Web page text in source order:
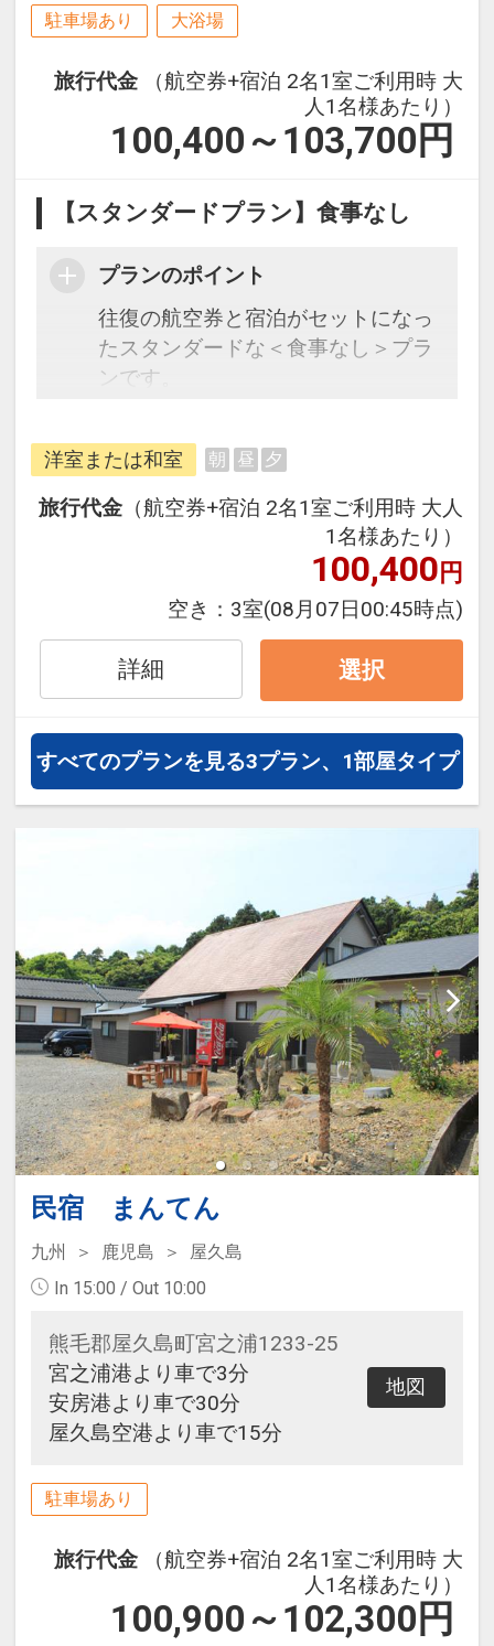
駐車場あり 大浴場
旅行代金
（航空券+宿泊 2名1室ご利用時 大
人1名様あたり）
100,400～103,700 円
【スタンダードプラン】食事なし
プランのポイント
往復の航空券と宿泊がセットになっ
たスタンダードな＜食事なし＞プラ
ンです。
フライトと宿泊を自由に組み合わせ
できるダイナミックパッケージだか
ら、一都市滞在はもちろん周遊旅行
にも最適！
旅行期間中の1泊だけの宿泊や延
泊・飛び泊なども自由自在です。
フライトは、安心のJAL（または
JALグループ）確約！フライトマイ
ル50%貯まります。
オプションでレンタカーや現地交
通・体験プランなどの追加（同時予
約）が可能なプランもございます。
洋室または和室 朝 昼 夕
旅行代金 （航空券+宿泊 2名1室ご利用時 大人
1名様あたり）
100,400円
空き： 3室(08月07日00:45時点)
詳細 選択
すべてのプランを見る3プラン、1部屋タイプ
民宿 まんてん
九州 鹿児島
屋久島
In 15:00 / Out 10:00
熊毛郡屋久島町宮之浦1233-25
宮之浦港より車で3分
安房港より車で30分
屋久島空港より車で15分
地図
駐車場あり
旅行代金
（航空券+宿泊 2名1室ご利用時 大
人1名様あたり）
100,900～102,300 円